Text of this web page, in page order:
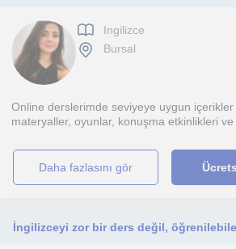
Ingilizce
Bursal
Online derslerimde seviyeye uygun içerikler
materyaller, oyunlar, konuşma etkinlikleri ve
daha fazlasını gör